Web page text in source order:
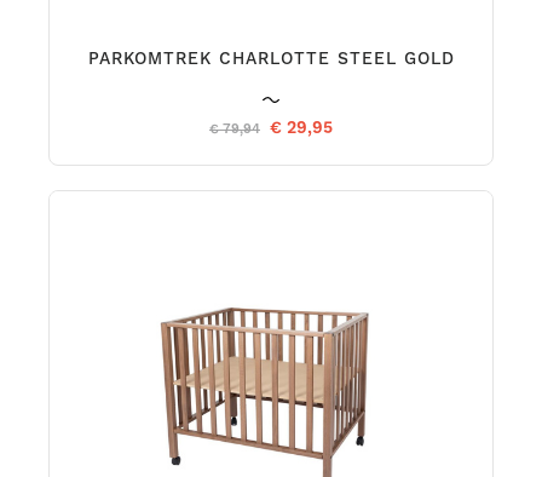
PARKOMTREK CHARLOTTE STEEL GOLD
€ 79,94 € 29,95